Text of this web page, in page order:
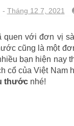
- Tháng 12 7, 2021
quen với đơn vị
cũng là một
bạn hiện nay
cổ của Việt Nam
thước nhé!